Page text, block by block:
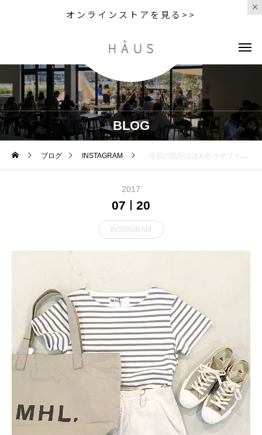
オンラインストアを見る>>
BLOG
ブログ INSTAGRAM ．今日の気分はほんのりサファリ．．商品の説明は@haus_howell にて．#MHL.#beige#Safari#dry stripe jersey#light denim#skirt#allstar #converse #sneaker#logobag#totebag#hausmatsue #島根 #松江
2017
07 20
INSTAGRAM